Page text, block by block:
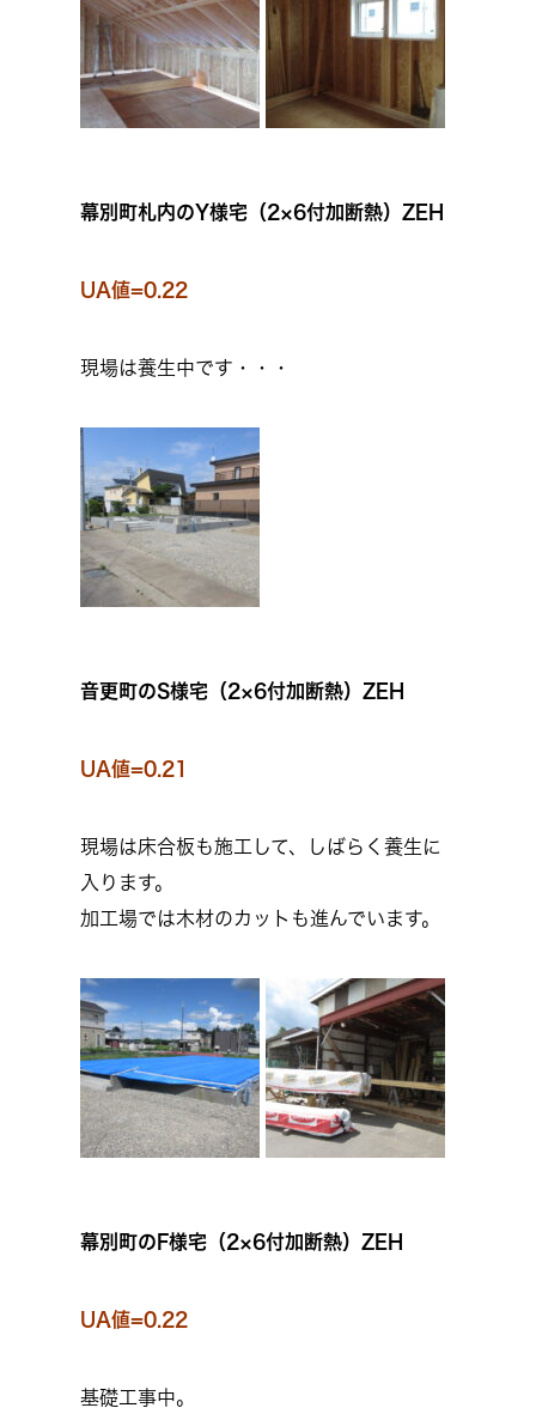
幕別町札内のY様宅（2×6付加断熱）ZEH
UA値=0.22
現場は養生中です・・・
音更町のS様宅（2×6付加断熱）ZEH
UA値=0.21
現場は床合板も施工して、しばらく養生に
入ります。
加工場では木材のカットも進んでいます。
幕別町のF様宅（2×6付加断熱）ZEH
UA値=0.22
基礎工事中。